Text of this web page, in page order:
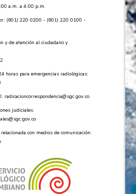
a.m. a 4:00 p.m.
(601) 220 0200 - (601) 220 0100 -
y de atención al ciudadano y
horas para emergencias radiológicas:
radicacioncorrespondencia@sgc.gov.co
judiciales:
con medios de comunicación: